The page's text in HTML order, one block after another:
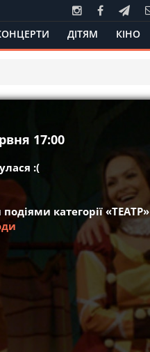
ДІТЯМ КІНО
17:00
:(
категорії «ТЕАТР»